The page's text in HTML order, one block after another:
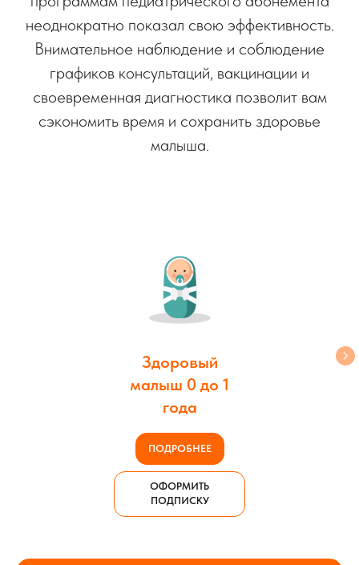
неоднократно показал свою эффективность.
Внимательное наблюдение и соблюдение
графиков консультаций, вакцинации и
своевременная диагностика позволит вам
сэкономить время и сохранить здоровье
малыша.
Здоровый
малыш 0 до 1
года
ПОДРОБНЕЕ
ОФОРМИТЬ
ПОДПИСКУ